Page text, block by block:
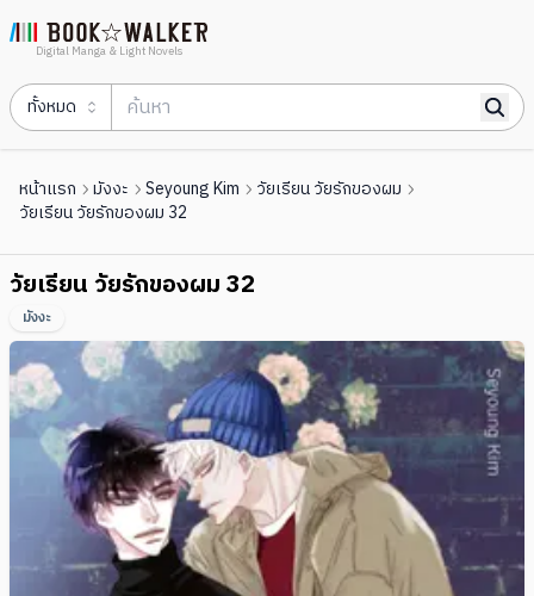
Digital Manga & Light Novels
ทั้งหมด
หน้าแรก มังงะ Seyoung Kim
วัยเรียน วัยรักของผม
วัยเรียน วัยรักของผม 32
วัยเรียน วัยรักของผม 32
มังงะ